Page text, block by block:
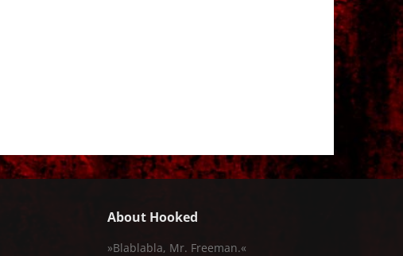
About Hooked
»Blablabla, Mr. Freeman.«